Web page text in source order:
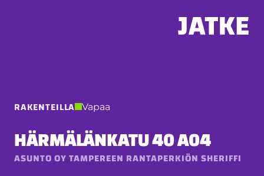
RAKENTEILLA Vapaa
HÄRMÄLÄNKATU 40 A04
ASUNTO OY TAMPEREEN RANTAPERKIÖN SHERIFFI